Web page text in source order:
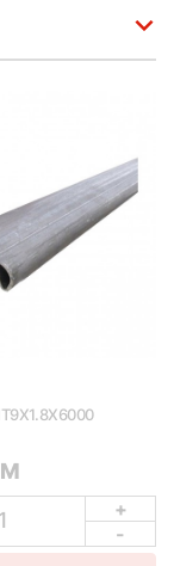
1
+
-